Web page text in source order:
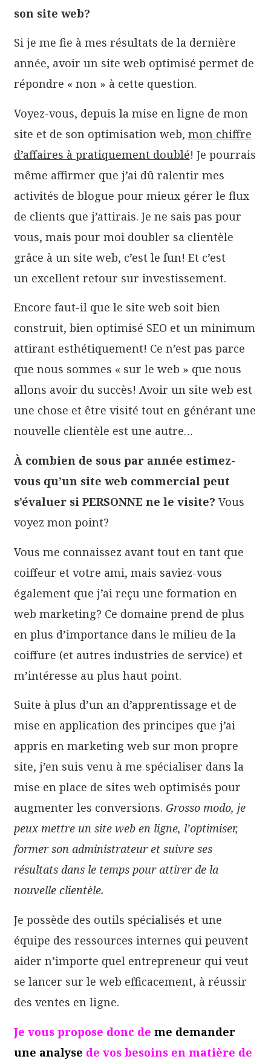
son site web?
Si je me fie à mes résultats de la dernière
année, avoir un site web optimisé permet de
répondre « non » à cette question.
Voyez-vous, depuis la mise en ligne de mon
site et de son optimisation web, mon chiffre
d’affaires à pratiquement doublé! Je pourrais
même affirmer que j’ai dû ralentir mes
activités de blogue pour mieux gérer le flux
de clients que j’attirais. Je ne sais pas pour
vous, mais pour moi doubler sa clientèle
grâce à un site web, c’est le fun! Et c’est
un excellent retour sur investissement.
Encore faut-il que le site web soit bien
construit, bien optimisé SEO et un minimum
attirant esthétiquement! Ce n’est pas parce
que nous sommes « sur le web » que nous
allons avoir du succès! Avoir un site web est
une chose et être visité tout en générant une
nouvelle clientèle est une autre…
À combien de sous par année estimez-
vous qu’un site web commercial peut
s’évaluer si PERSONNE ne le visite? Vous
voyez mon point?
Vous me connaissez avant tout en tant que
coiffeur et votre ami, mais saviez-vous
également que j’ai reçu une formation en
web marketing? Ce domaine prend de plus
en plus d’importance dans le milieu de la
coiffure (et autres industries de service) et
m’intéresse au plus haut point.
Suite à plus d’un an d’apprentissage et de
mise en application des principes que j’ai
appris en marketing web sur mon propre
site, j’en suis venu à me spécialiser dans la
mise en place de sites web optimisés pour
augmenter les conversions. Grosso modo, je
peux mettre un site web en ligne, l’optimiser,
former son administrateur et suivre ses
résultats dans le temps pour attirer de la
nouvelle clientèle.
Je possède des outils spécialisés et une
équipe des ressources internes qui peuvent
aider n’importe quel entrepreneur qui veut
se lancer sur le web efficacement, à réussir
des ventes en ligne.
Je vous propose donc de me demander
une analyse de vos besoins en matière de